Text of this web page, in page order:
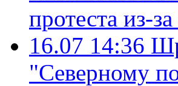
протеста из-
16.07 14:36
"Северному